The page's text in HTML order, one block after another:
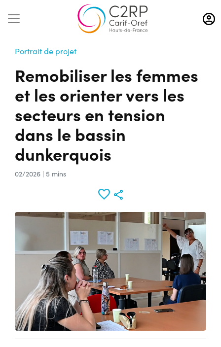
Aller
au
contenu
Portrait de projet
Remobiliser les femmes
et les orienter vers les
secteurs en tension
dans le bassin
dunkerquois
02/2026 | 5 mins